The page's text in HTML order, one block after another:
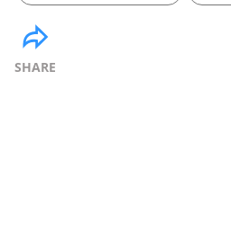
SHARE